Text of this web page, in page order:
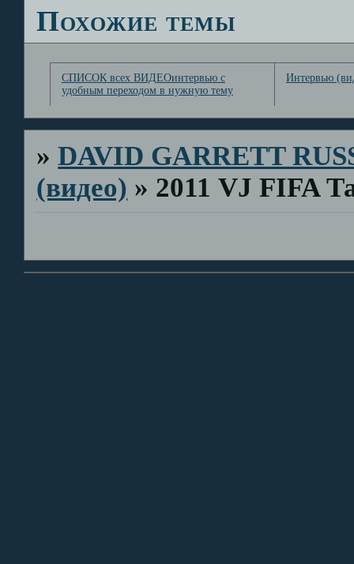
Похожие темы
СПИСОК всех ВИДЕОинтервью с
удобным переходом в нужную тему
Интервью
»DAVID GARRETT
(видео) » 2011 VJ FIFA